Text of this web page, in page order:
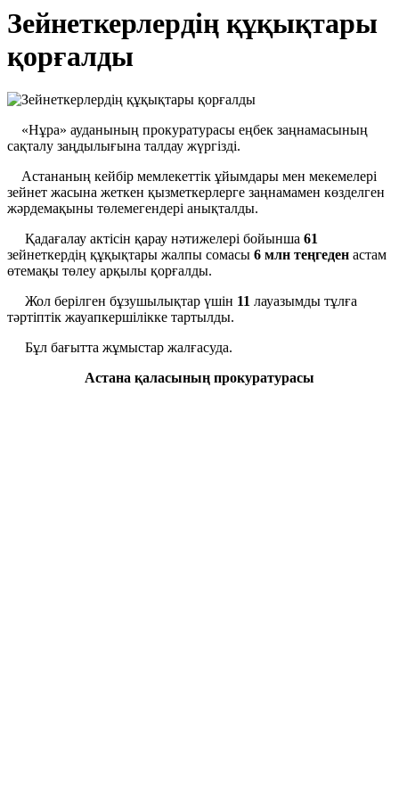
Зейнеткерлердің құқықтары
қорғалды
«Нұра» ауданының прокуратурасы еңбек заңнамасының
сақталу заңдылығына талдау жүргізді.
Астананың кейбір мемлекеттік ұйымдары мен мекемелері
зейнет жасына жеткен қызметкерлерге заңнамамен көзделген
жәрдемақыны төлемегендері анықталды.
Қадағалау актісін қарау нәтижелері бойынша 61
зейнеткердің құқықтары жалпы сомасы 6 млн теңгеден астам
өтемақы төлеу арқылы қорғалды.
Жол берілген бұзушылықтар үшін 11 лауазымды тұлға
тәртіптік жауапкершілікке тартылды.
Бұл бағытта жұмыстар жалғасуда.
Астана қаласының прокуратурасы